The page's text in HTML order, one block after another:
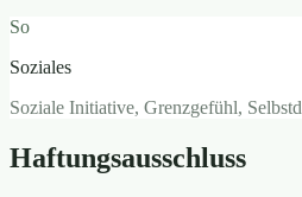
So
Soziales
Soziale Initiative, Grenzgefühl,
Haftungsausschluss